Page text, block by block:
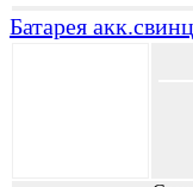
Батарея